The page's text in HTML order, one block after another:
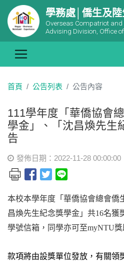
學務處│僑生及
Overseas Compatriot
Advising Division, Office
首頁 公告列表 公告內容
111學年度「華僑協會
學金」、「沈昌煥先生
告
發佈日期：2022-11-28 00:00:00
本校本學年度「華僑協會總會僑
昌煥先生紀念獎學金」共16名獲
學號信箱，同學亦可至myNTU獎
款項將由設獎單位發放，有關領